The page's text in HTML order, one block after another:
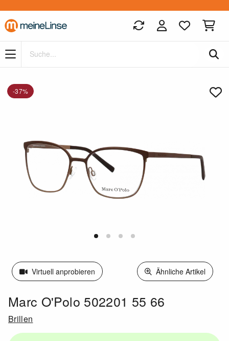
Zum Hauptinhalt springen
-37%
Virtuell anprobieren Ähnliche Artikel
Marc O'Polo 502201 55 66
Brillen